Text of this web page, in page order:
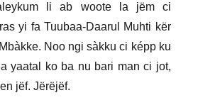
li ab woote la jëm ci
yi fa Tuubaa-Daarul Muhti kër
Noo ngi sàkku ci képp ku
yaatal ko ba nu bari man ci jot,
jëf. Jërëjëf.